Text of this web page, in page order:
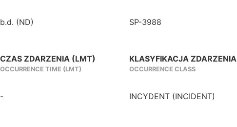
b.d. (ND) SP-3988
CZAS ZDARZENIA (LMT)
OCCURRENCE TIME (LMT)
-
KLASYFIKACJA ZDARZENIA
OCCURRENCE CLASS
INCYDENT (INCIDENT)